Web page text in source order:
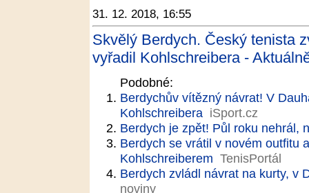
31. 12. 2018, 16:55
Skvělý Berdych. Český tenista
vyřadil Kohlschreibera -
Podobné:
Berdychův vítězný návrat! V
Kohlschreibera iSport.cz
Berdych je zpět! Půl roku nehrál,
Berdych se vrátil v novém outfitu
Kohlschreiberem TenisPortál
Berdych zvládl návrat na kurty, v
noviny